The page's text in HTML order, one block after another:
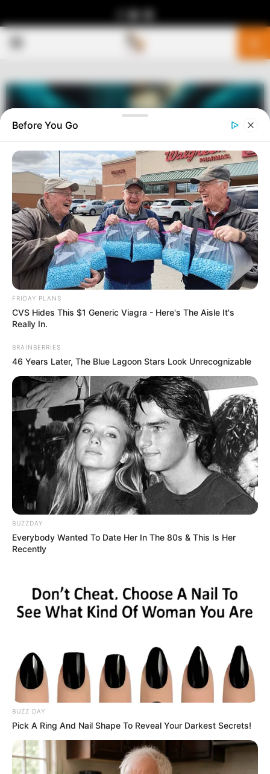
MENU
Αγαπητοί αναγνώστες. Ζητάμε ταπεινά την υποστήριξη σας.
Η γενναιοδωρία σας διασφαλίζει ότι μπορούμε να
διατηρήσουμε το φως στις αλήθειες που έχουν σημασία.
Βασιζόμαστε σε εσάς. Υποστήριξέ μας σήμερα και βοήθησέ
“DONATE” παραπάνω.. Εναλλακτικά υπάρχει λογαριασμός
στην Εθνική με IBAN GR9501104880000048834149733
ΔΙΕΘΝΗ ΠΟΛΙΤΙΚΗ ΣΗΜΑΝΤΙΚΕΣ ΕΙΔΗΣΕΙΣ
Απέτυχαν οι Παγκοσμιοποιητές να
εγκαθιδρύσουν Παγκόσμια
Υγειονομική Δικτατορία.
ΑπόΝΙΚΟΛΑΟΣ ΑΝΑΞΙΜΑΝΔΡΟΣ
Σάββατο, 23 Μαΐου 2026, 23:17
Before You Go
FRIDAY PLANS
CVS Hides This $1 Generic Viagra - Here's The Aisle It's
Really In.
BRAINBERRIES
46 Years Later, The Blue Lagoon Stars Look Unrecognizable
BUZZDAY
Everybody Wanted To Date Her In The 80s & This Is Her
Recently
BUZZ DAY
Pick A Ring And Nail Shape To Reveal Your Darkest Secrets!